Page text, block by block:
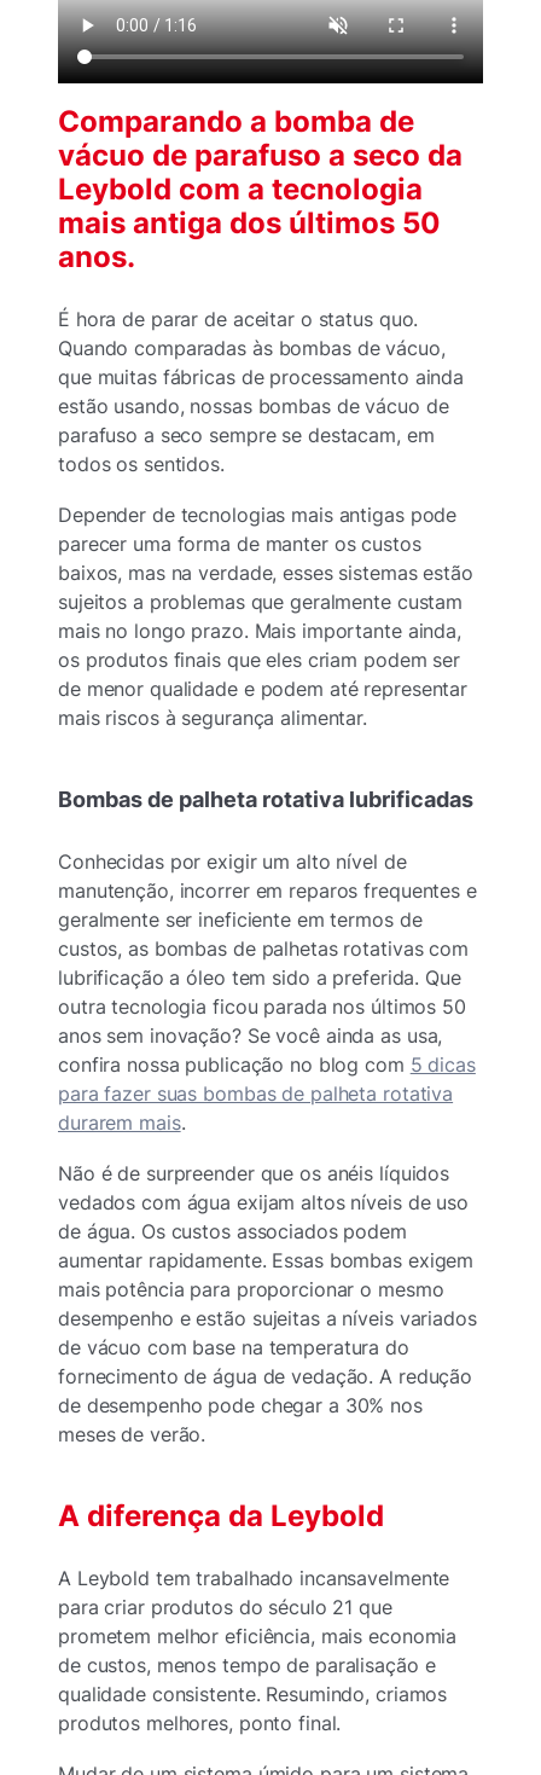
Comparando a bomba de
vácuo de parafuso a seco da
Leybold com a tecnologia
mais antiga dos últimos 50
anos.
É hora de parar de aceitar o status quo.
Quando comparadas às bombas de vácuo,
que muitas fábricas de processamento ainda
estão usando, nossas bombas de vácuo de
parafuso a seco sempre se destacam, em
todos os sentidos.
Depender de tecnologias mais antigas pode
parecer uma forma de manter os custos
baixos, mas na verdade, esses sistemas estão
sujeitos a problemas que geralmente custam
mais no longo prazo. Mais importante ainda,
os produtos finais que eles criam podem ser
de menor qualidade e podem até representar
mais riscos à segurança alimentar.
Bombas de palheta rotativa lubrificadas
Conhecidas por exigir um alto nível de
manutenção, incorrer em reparos frequentes e
geralmente ser ineficiente em termos de
custos, as bombas de palhetas rotativas com
lubrificação a óleo tem sido a preferida. Que
outra tecnologia ficou parada nos últimos 50
anos sem inovação? Se você ainda as usa,
confira nossa publicação no blog com 5 dicas
para fazer suas bombas de palheta rotativa
durarem mais.
Não é de surpreender que os anéis líquidos
vedados com água exijam altos níveis de uso
de água. Os custos associados podem
aumentar rapidamente. Essas bombas exigem
mais potência para proporcionar o mesmo
desempenho e estão sujeitas a níveis variados
de vácuo com base na temperatura do
fornecimento de água de vedação. A redução
de desempenho pode chegar a 30% nos
meses de verão.
A diferença da Leybold
A Leybold tem trabalhado incansavelmente
para criar produtos do século 21 que
prometem melhor eficiência, mais economia
de custos, menos tempo de paralisação e
qualidade consistente. Resumindo, criamos
produtos melhores, ponto final.